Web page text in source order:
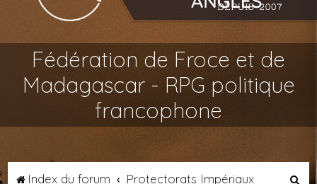
Fédération de Froce et de
Madagascar - RPG politique
francophone
Index du forum Protectorats Impériaux